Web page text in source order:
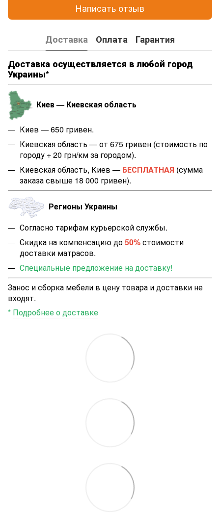
Написать отзыв
Доставка Оплата
Гарантия
Доставка осуществляется в любой город
Украины*
Киев — Киевская область
Киев — 650 гривен.
Киевская область — от 675 гривен (стоимость по
городу + 20 грн/км за городом).
Киевская область, Киев — БЕСПЛАТНАЯ (сумма
заказа свыше 18 000 гривен).
Регионы Украины
Согласно тарифам курьерской службы.
Скидка на компенсацию до50%стоимости
доставки матрасов.
Специальные предложение на доставку!
Занос и сборка мебели в цену товара и доставки не
входят.
* Подробнее о доставке